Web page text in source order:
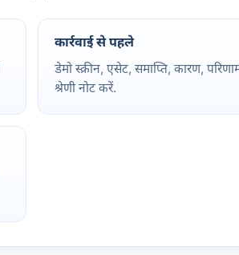
कार्रवाई से पहले
डेमो स्क्रीन, एसेट, समाप्ति, कारण,
श्रेणी नोट करें.